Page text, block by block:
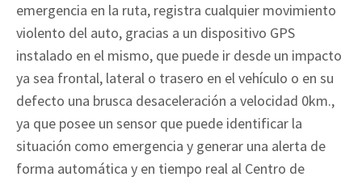
emergencia en la ruta, registra cualquier movimiento
violento del auto, gracias a un dispositivo GPS
instalado en el mismo, que puede ir desde un impacto
ya sea frontal, lateral o trasero en el vehículo o en su
defecto una brusca desaceleración a velocidad 0km.,
ya que posee un sensor que puede identificar la
situación como emergencia y generar una alerta de
forma automática y en tiempo real al Centro de